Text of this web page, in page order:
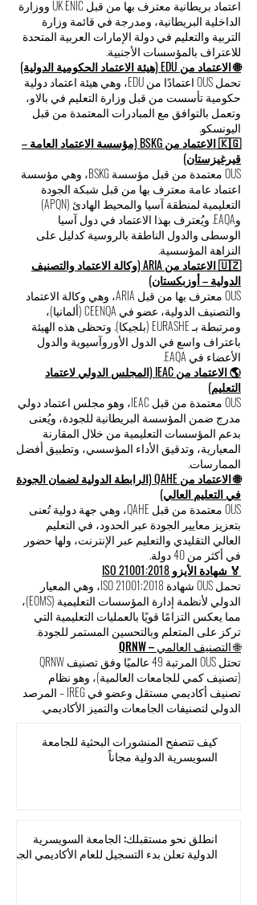
اعتماد بريطانية معترف بها من قبل UK ENIC ووزارة
الداخلية البريطانية، ومدرجة في قائمة وزارة
التربية والتعليم في دولة الإمارات العربية المتحدة
للاعتراف بالمؤسسات الأجنبية.
🌐 الاعتماد من EDU (هيئة الاعتماد الحكومية الدولية)
تحمل OUS اعتمادًا من EDU، وهي هيئة اعتماد دولية
حكومية تأسست من قبل وزارة التعليم في بالاو،
وتعمل بالتوافق مع المبادرات المعتمدة من قبل
اليونسكو.
🇰🇬 الاعتماد من BSKG (مؤسسة الاعتماد العامة –
قيرغيزستان)
OUS معتمدة من قبل مؤسسة BSKG، وهي مؤسسة
اعتماد عامة معترف بها من قبل شبكة الجودة
التعليمية لمنطقة آسيا والمحيط الهادئ (APQN)
وEAQA. ويُعترف بهذا الاعتماد في دول آسيا
الوسطى والدول الناطقة بالروسية كدليل على
النزاهة المؤسسية.
🇺🇿 الاعتماد من ARIA (وكالة الاعتماد والتصنيف
الدولية – أوزبكستان)
OUS معترف بها من قبل ARIA، وهي وكالة الاعتماد
والتصنيف الدولية، عضو في CEENQA (ألمانيا)،
ومرتبطة بـ EURASHE (بلجيكا). وتحظى هذه الهيئة
باعتراف واسع في الدول الأوروآسيوية والدول
الأعضاء في EAQA.
🌎 الاعتماد من IEAC (المجلس الدولي لاعتماد
التعليم)
OUS معتمدة من قبل IEAC، وهو مجلس اعتماد دولي
مدرج ضمن المؤسسة البريطانية للجودة، ويُعنى
بدعم المؤسسات التعليمية من خلال المقارنة
المعيارية، وتدقيق الأداء المؤسسي، وتطبيق أفضل
الممارسات.
🌐 الاعتماد من QAHE (الرابطة الدولية لضمان الجودة
في التعليم العالي)
OUS معتمدة من قبل QAHE، وهي جهة دولية تُعنى
بتعزيز معايير الجودة عبر الحدود، في التعليم
العالي التقليدي والتعليم عبر الإنترنت، ولها حضور
في أكثر من 40 دولة.
🏅 شهادة الأيزو ISO 21001:2018
تحمل OUS شهادة ISO 21001:2018، وهي المعيار
الدولي لأنظمة إدارة المؤسسات التعليمية (EOMS)،
مما يعكس التزامًا قويًا بالعمليات التعليمية التي
تركز على المتعلم وبالتحسين المستمر للجودة.
🌐 التصنيف العالمي – QRNW
تحتل OUS المرتبة 49 عالميًا وفق تصنيف QRNW
(تصنيف كمي للجامعات العالمية)، وهو نظام
تصنيف أكاديمي مستقل وعضو في IREG – المرصد
الدولي لتصنيفات الجامعات والتميز الأكاديمي.
كيف تتصفح المنشورات البحثية للجامعة
السويسرية الدولية مجاناً
انطلق نحو مستقبلك: الجامعة السويسرية
الدولية تعلن بدء التسجيل للعام الأكاديمي الجديد